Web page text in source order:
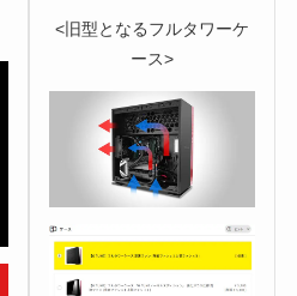
<旧型となるフルタワーケ
ース>